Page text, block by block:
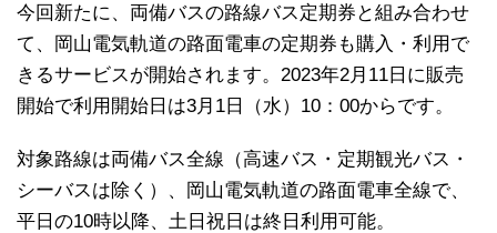
今回新たに、両備バスの路線バス定期券と組み合わせ
て、岡山電気軌道の路面電車の定期券も購入・利用で
きるサービスが開始されます。2023年2月11日に販売
開始で利用開始日は3月1日（水）10：00からです。
対象路線は両備バス全線（高速バス・定期観光バス・
シーバスは除く）、岡山電気軌道の路面電車全線で、
平日の10時以降、土日祝日は終日利用可能。